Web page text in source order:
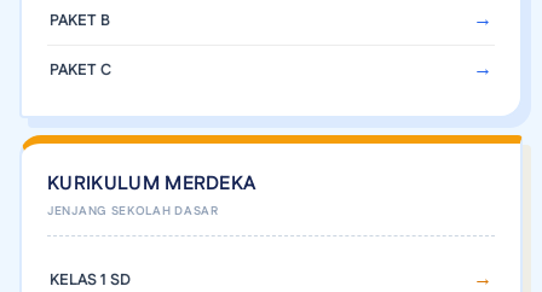
PAKET B
PAKET C
KURIKULUM MERDEKA
KELAS 1 SD